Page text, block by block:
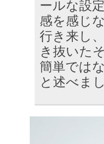
ールな設
感を感じ
行き来し
き抜いた
簡単では
と述べま